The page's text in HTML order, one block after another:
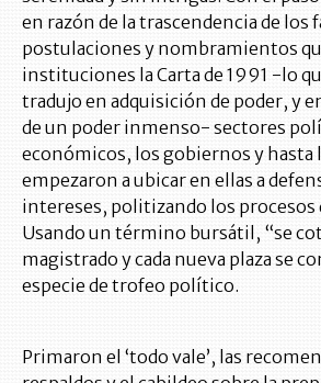
en razón de la trascendencia de los
postulaciones y nombramientos
instituciones la Carta de 1991 -lo
tradujo en adquisición de poder, y
de un poder inmenso- sectores
económicos, los gobiernos y hasta
empezaron a ubicar en ellas a
intereses, politizando los procesos
Usando un término bursátil, “se
magistrado y cada nueva plaza se
especie de trofeo político.
Primaron el ‘todo vale’, las